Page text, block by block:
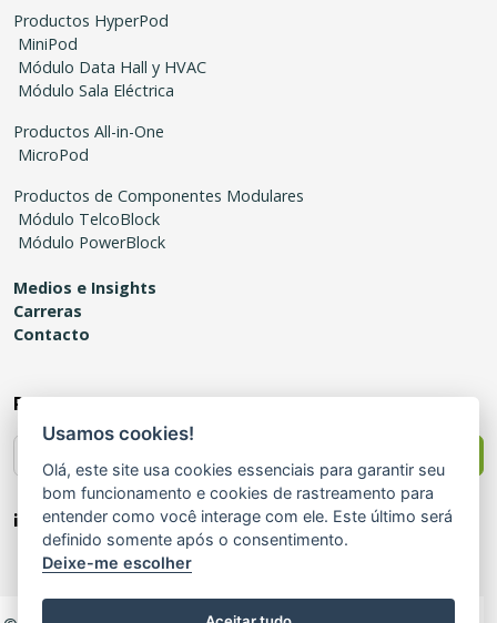
Productos HyperPod
MiniPod
Módulo Data Hall y HVAC
Módulo Sala Eléctrica
Productos All-in-One
MicroPod
Productos de Componentes Modulares
Módulo TelcoBlock
Módulo PowerBlock
Medios e Insights
Carreras
Contacto
Recibe novedades
¡Síguenos!
Usamos cookies!
Olá, este site usa cookies essenciais para garantir seu
bom funcionamento e cookies de rastreamento para
entender como você interage com ele. Este último será
definido somente após o consentimento.
Deixe-me escolher